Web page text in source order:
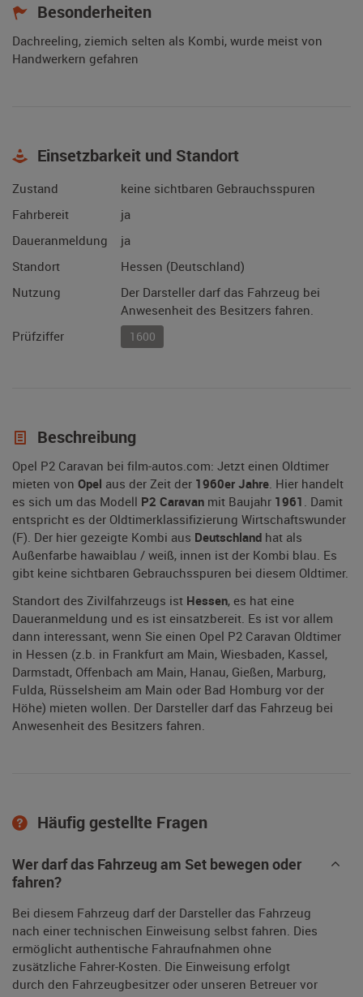
Besonderheiten
Dachreeling, ziemich selten als Kombi, wurde meist von
Handwerkern gefahren
Einsetzbarkeit und Standort
Zustand
keine sichtbaren Gebrauchsspuren
Fahrbereit
ja
Daueranmeldung
ja
Standort
Hessen (Deutschland)
Nutzung
Der Darsteller darf das Fahrzeug bei
Anwesenheit des Besitzers fahren.
Prüfziffer
1600
Beschreibung
Opel P2 Caravan bei film-autos.com: Jetzt einen Oldtimer
mieten von Opel aus der Zeit der 1960er Jahre. Hier handelt
es sich um das Modell P2 Caravan mit Baujahr 1961 . Damit
entspricht es der Oldtimerklassifizierung Wirtschaftswunder
(F). Der hier gezeigte Kombi aus Deutschland hat als
Außenfarbe hawaiblau / weiß, innen ist der Kombi blau. Es
gibt keine sichtbaren Gebrauchsspuren bei diesem Oldtimer.
Standort des Zivilfahrzeugs ist Hessen, es hat eine
Daueranmeldung und es ist einsatzbereit. Es ist vor allem
dann interessant, wenn Sie einen Opel P2 Caravan Oldtimer
in Hessen (z.b. in Frankfurt am Main, Wiesbaden, Kassel,
Darmstadt, Offenbach am Main, Hanau, Gießen, Marburg,
Fulda, Rüsselsheim am Main oder Bad Homburg vor der
Höhe) mieten wollen. Der Darsteller darf das Fahrzeug bei
Anwesenheit des Besitzers fahren.
Häufig gestellte Fragen
Wer darf das Fahrzeug am Set bewegen oder
fahren?
Bei diesem Fahrzeug darf der Darsteller das Fahrzeug
nach einer technischen Einweisung selbst fahren. Dies
ermöglicht authentische Fahraufnahmen ohne
zusätzliche Fahrer-Kosten. Die Einweisung erfolgt
durch den Fahrzeugbesitzer oder unseren Betreuer vor